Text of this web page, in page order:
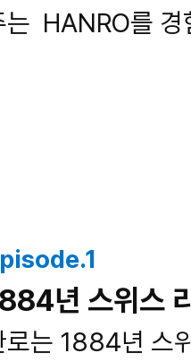
는 HANRO를 경
년 스위스
로는 1884년 스